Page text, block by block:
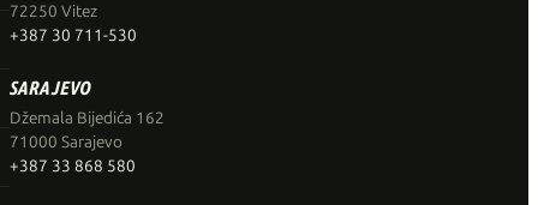
72250 Vitez
+387 30 711-530
SARAJEVO
Džemala Bijedića 162
71000 Sarajevo
+387 33 868 580